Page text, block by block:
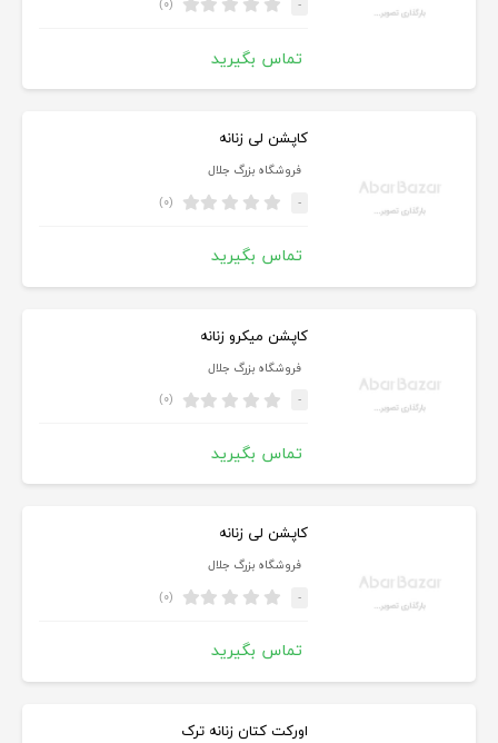
- (۰)
تماس بگیرید
کاپشن لی زنانه
فروشگاه بزرگ جلال
- (۰)
تماس بگیرید
کاپشن میکرو زنانه
فروشگاه بزرگ جلال
- (۰)
تماس بگیرید
کاپشن لی زنانه
فروشگاه بزرگ جلال
- (۰)
تماس بگیرید
اورکت کتان زنانه ترک